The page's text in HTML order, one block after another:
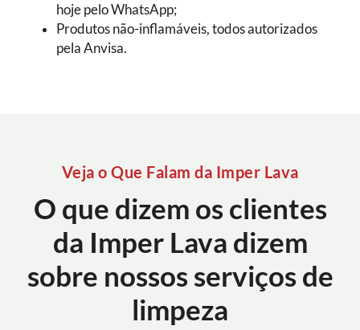
hoje pelo WhatsApp;
Produtos não-inflamáveis, todos autorizados
pela Anvisa.
Veja o Que Falam da Imper Lava
O que dizem os clientes
da Imper Lava dizem
sobre nossos serviços de
limpeza